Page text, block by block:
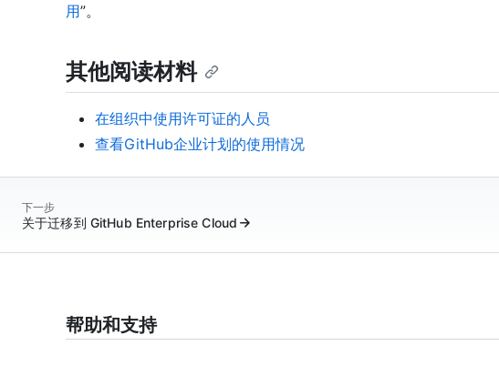
用”。
其他阅读材料
在组织中使用许可证的人员
查看GitHub企业计划的使用情况
下一步
关于迁移到 GitHub Enterprise Cloud
帮助和支持